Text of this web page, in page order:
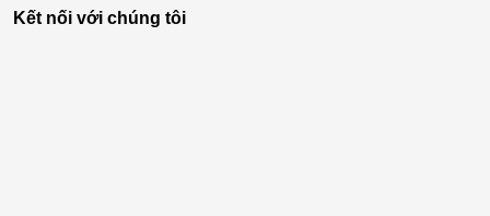
Kết nối với chúng tôi